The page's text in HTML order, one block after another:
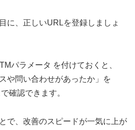
に、正しいURLを登録しましょ
パラメータ を付けておくと、
や問い合わせがあったか」を
確認できます。
で、改善のスピードが一気に上が